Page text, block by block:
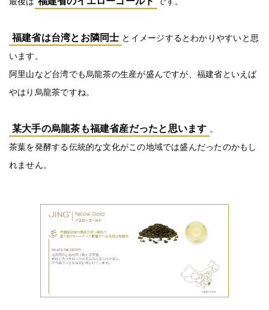
福建省は台湾とお隣同士 とイメージするとわかりやすいと思
います。
阿里山など台湾でも烏龍茶の生産が盛んですが、福建省といえば
やはり烏龍茶ですね。
某大手の烏龍茶も福建省産だったと思います 。
茶葉を発酵する伝統的な文化がこの地域では盛んだったのかもし
れません。